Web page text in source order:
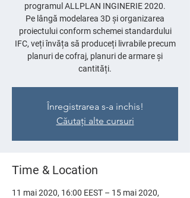
programul ALLPLAN INGINERIE 2020.
Pe lângă modelarea 3D și organizarea
proiectului conform schemei standardului
IFC, veți învăța să produceți livrabile precum
planuri de cofraj, planuri de armare și
cantități.
Înregistrarea s-a inchis!
Căutați alte cursuri
Time & Location
11 mai 2020, 16:00 EEST – 15 mai 2020,